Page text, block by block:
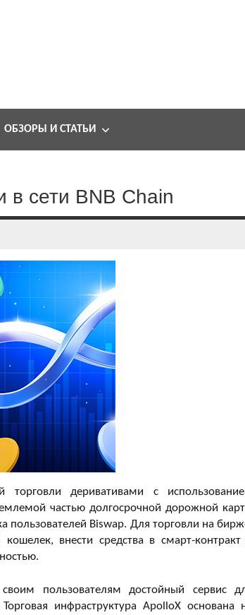
ОБЗОРЫ И СТАТЬИ
в сети BNB Chain
торговли деривативами с
частью долгосрочной дорожной
пользователей Biswap. Для торговли на
внести средства в смарт-контракт
пользователям достойный сервис
инфраструктура ApolloX основана